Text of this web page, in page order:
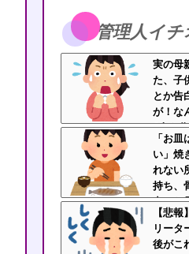
管理人イチ
実の母
た、子
とか告
が！な
4人も
に言
「お
い」焼
れない
持ち、
出した
る・・・
【悲
リータ
後がこ